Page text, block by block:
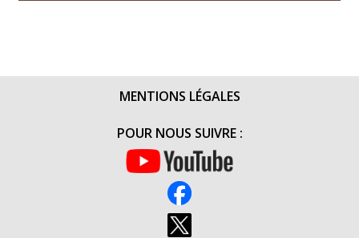
MENTIONS LÉGALES
POUR NOUS SUIVRE :